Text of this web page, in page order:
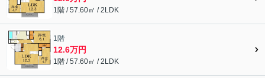
1階 / 57.60㎡ / 2LDK
1階
12.6万円
1階 / 57.60㎡ / 2LDK